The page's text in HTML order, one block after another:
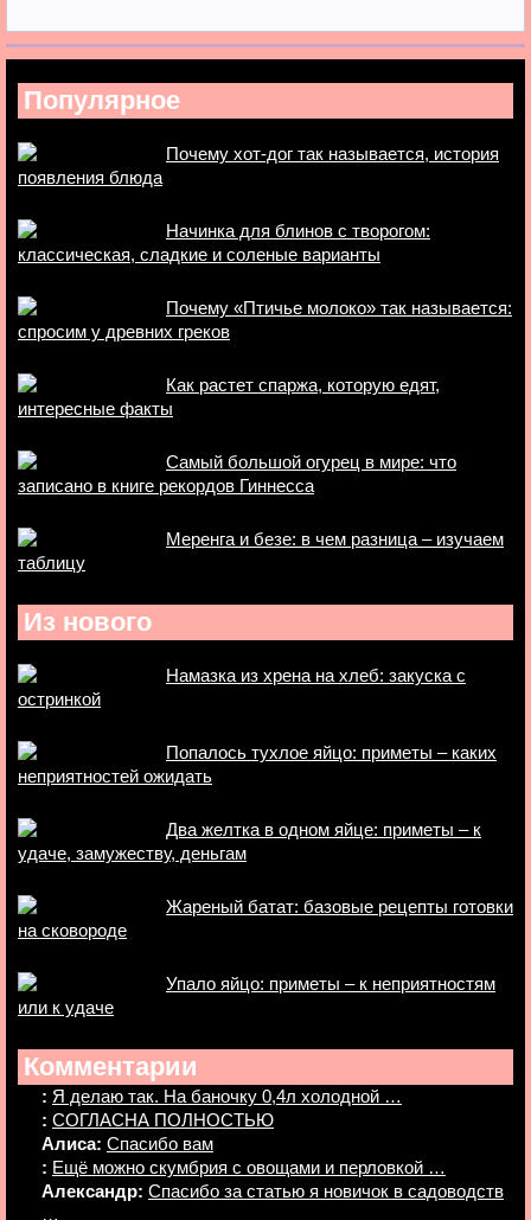
Популярное
Почему хот-дог так называется, история
появления блюда
Начинка для блинов с творогом:
классическая, сладкие и соленые варианты
Почему «Птичье молоко» так называется:
спросим у древних греков
Как растет спаржа, которую едят,
интересные факты
Самый большой огурец в мире: что
записано в книге рекордов Гиннесса
Меренга и безе: в чем разница – изучаем
таблицу
Из нового
Намазка из хрена на хлеб: закуска с
остринкой
Попалось тухлое яйцо: приметы – каких
неприятностей ожидать
Два желтка в одном яйце: приметы – к
удаче, замужеству, деньгам
Жареный батат: базовые рецепты готовки
на сковороде
Упало яйцо: приметы – к неприятностям
или к удаче
Комментарии
: Я делаю так. На баночку 0,4л холодной …
: СОГЛАСНА ПОЛНОСТЬЮ
Алиса: Спасибо вам
: Ещё можно скумбрия с овощами и перловкой …
Александр: Спасибо за статью я новичок в садоводств
…